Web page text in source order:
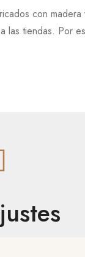
con
tiendas. Por